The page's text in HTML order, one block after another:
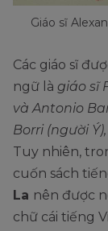
Giáo sĩ
Các giáo sĩ
ngữ là giáo sĩ
và Antonio
Borri (người
Tuy nhiên,
cuốn sách
La nên được
chữ cái tiếng